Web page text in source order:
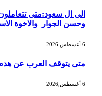
الى ال سعود:متى
وحسن الجوار والاخوة
متى يتوقف العرب عن هدم